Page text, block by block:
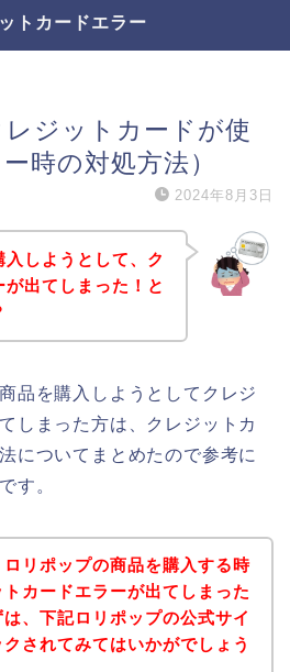
トカードエラー
ジットカードが使
時の対処方法）
2024年8月3日
しようとして、ク
出てしまった！と
品を購入しようとしてクレジ
しまった方は、クレジットカ
についてまとめたので参考に
す。
ロリポップの商品を購入する時
カードエラーが出てしまった
、下記ロリポップの公式サイ
クされてみてはいかがでしょう